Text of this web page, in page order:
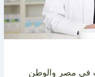
في مصر والوطن